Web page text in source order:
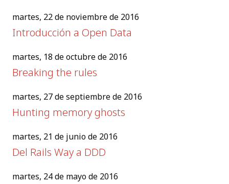
martes, 22 de noviembre de 2016
Introducción a Open Data
martes, 18 de octubre de 2016
Breaking the rules
martes, 27 de septiembre de 2016
Hunting memory ghosts
martes, 21 de junio de 2016
Del Rails Way a DDD
martes, 24 de mayo de 2016